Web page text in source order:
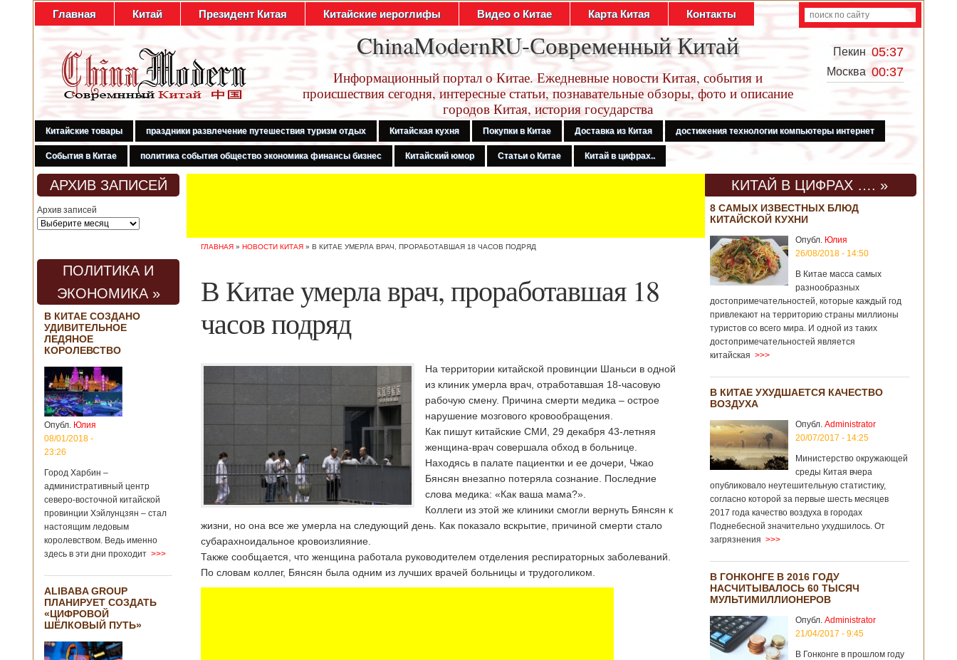
Главная Китай Президент Китая Китайские иероглифы Видео о Китае Карта Китая Контакты
ChinaModernRU-Современный Китай
Информационный портал о Китае. Ежедневные новости Китая, события и
происшествия сегодня, интересные статьи, познавательные обзоры, фото и описание
городов Китая, история государства
Пекин 05:37
Москва 00:37
Китайские товары праздники развлечение путешествия туризм отдых Китайская кухня Покупки в Китае Доставка из Китая достижения технологии компьютеры интернет
События в Китае политика события общество экономика финансы бизнес Китайский юмор Статьи о Китае Китай в цифрах..
АРХИВ ЗАПИСЕЙ
Архив записей
ПОЛИТИКА И
ЭКОНОМИКА »
В КИТАЕ СОЗДАНО
УДИВИТЕЛЬНОЕ
ЛЕДЯНОЕ
КОРОЛЕВСТВО
Опубл. Юлия
08/01/2018 -
23:26
Город Харбин –
административный центр
северо-восточной китайской
провинции Хэйлунцзян – стал
настоящим ледовым
королевством. Ведь именно
здесь в эти дни проходит >>>
ALIBABA GROUP
ПЛАНИРУЕТ СОЗДАТЬ
«ЦИФРОВОЙ
ШЁЛКОВЫЙ ПУТЬ»
ГЛАВНАЯ » НОВОСТИ КИТАЯ » В КИТАЕ УМЕРЛА ВРАЧ, ПРОРАБОТАВШАЯ 18 ЧАСОВ ПОДРЯД
В Китае умерла врач, проработавшая 18
часов подряд
На территории китайской провинции Шаньси в одной
из клиник умерла врач, отработавшая 18-часовую
рабочую смену. Причина смерти медика – острое
нарушение мозгового кровообращения.
Как пишут китайские СМИ, 29 декабря 43-летняя
женщина-врач совершала обход в больнице.
Находясь в палате пациентки и ее дочери, Чжао
Бянсян внезапно потеряла сознание. Последние
слова медика: «Как ваша мама?».
Коллеги из этой же клиники смогли вернуть Бянсян к
жизни, но она все же умерла на следующий день. Как показало вскрытие, причиной смерти стало
субарахноидальное кровоизлияние.
Также сообщается, что женщина работала руководителем отделения респираторных заболеваний.
По словам коллег, Бянсян была одним из лучших врачей больницы и трудоголиком.
КИТАЙ В ЦИФРАХ …. »
8 САМЫХ ИЗВЕСТНЫХ БЛЮД
КИТАЙСКОЙ КУХНИ
Опубл. Юлия
26/08/2018 - 14:50
В Китае масса самых
разнообразных
достопримечательностей, которые каждый год
привлекают на территорию страны миллионы
туристов со всего мира. И одной из таких
достопримечательностей является
китайская >>>
В КИТАЕ УХУДШАЕТСЯ КАЧЕСТВО
ВОЗДУХА
Опубл. Administrator
20/07/2017 - 14:25
Министерство окружающей
среды Китая вчера
опубликовало неутешительную статистику,
согласно которой за первые шесть месяцев
2017 года качество воздуха в городах
Поднебесной значительно ухудшилось. От
загрязнения >>>
В ГОНКОНГЕ В 2016 ГОДУ
НАСЧИТЫВАЛОСЬ 60 ТЫСЯЧ
МУЛЬТИМИЛЛИОНЕРОВ
Опубл. Administrator
21/04/2017 - 9:45
В Гонконге в прошлом году